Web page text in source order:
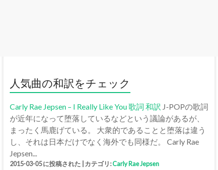
人気曲の和訳をチェック
Carly Rae Jepsen – I Really Like You 歌詞 和訳 J-POPの歌詞
が近年になって堕落しているなどという議論があるが、
まったく馬鹿げている。 大衆的であることと堕落は違う
し、それは日本だけでなく海外でも同様だ。 Carly Rae
Jepsen...
2015-03-05 に投稿された カテゴリ:Carly Rae Jepsen